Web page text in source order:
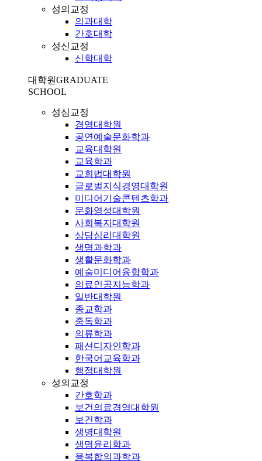
성의교정
의과대학
간호대학
성신교정
신학대학
대학원GRADUATE
SCHOOL
성심교정
경영대학원
공연예술문화학과
교육대학원
교육학과
교회법대학원
글로벌지식경영대학원
미디어기술콘텐츠학과
문화영성대학원
사회복지대학원
상담심리대학원
생명과학과
생활문화학과
예술미디어융합학과
의료인공지능학과
일반대학원
종교학과
중독학과
의류학과
패션디자인학과
한국어교육학과
행정대학원
성의교정
간호학과
보건의료경영대학원
보건학과
생명대학원
생명윤리학과
융복합의과학과